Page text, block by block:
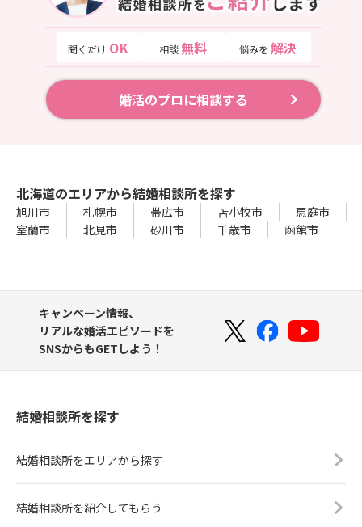
聞くだけ OK 相談 無料 悩みを 解決
婚活のプロに相談する
北海道のエリアから結婚相談所を探す
旭川市 札幌市 帯広市 苫小牧市
恵庭市
室蘭市
北見市 砂川市 千歳市 函館市
キャンペーン情報、
リアルな婚活エピソードを
SNSからもGETしよう！
結婚相談所を探す
結婚相談所をエリアから探す
結婚相談所を紹介してもらう